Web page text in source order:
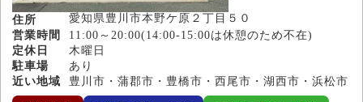
住所
愛知県豊川市本野ケ原２丁目５０
営業時間
11:00～20:00(14:00-15:00は休憩のため不在)
定休日
木曜日
駐車場
あり
近い地域
豊川市・蒲郡市・豊橋市・西尾市・湖西市・浜松市